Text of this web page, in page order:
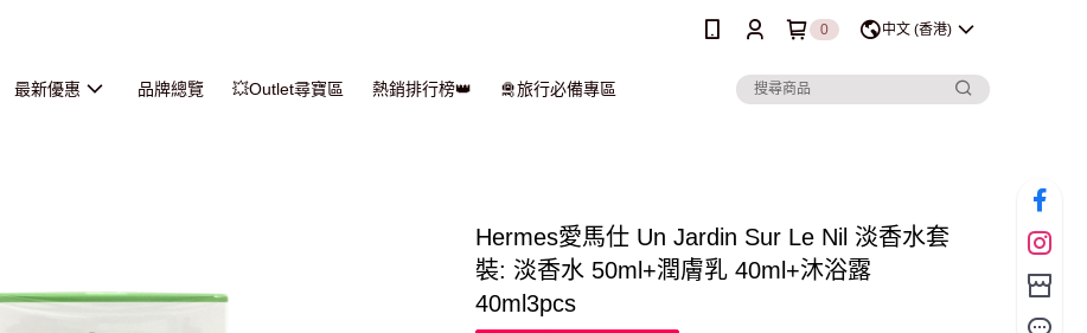
0 中文 (香港)
最新優惠 品牌總覽 💥Outlet尋寶區 熱銷排行榜👑 🛅旅行必備專區
Hermes愛馬仕 Un Jardin Sur Le Nil 淡香水套
裝: 淡香水 50ml+潤膚乳 40ml+沐浴露
40ml3pcs